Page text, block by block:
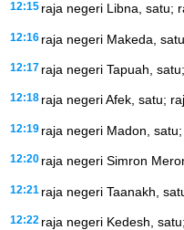
12:15 raja negeri Libna, satu;
12:16 raja negeri Makeda,
12:17 raja negeri Tapuah,
12:18 raja negeri Afek, satu;
12:19 raja negeri Madon,
12:20 raja negeri Simron
12:21 raja negeri Taanakh,
12:22 raja negeri Kedesh,